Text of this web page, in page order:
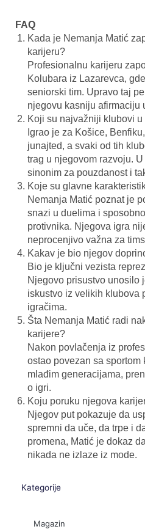
FAQ
Kada je Nemanja Matić
karijeru?
Profesionalnu karijeru
Kolubara iz Lazarevca,
seniorski tim. Upravo taj
njegovu kasniju afirmaciju
Koji su najvažniji klubovi
Igrao je za Košice,
junajted, a svaki od tih
trag u njegovom razvoju.
sinonim za pouzdanost i
Koje su glavne
Nemanja Matić poznat je
snazi u duelima i
protivnika. Njegova igra
neprocenjivo važna za
Kakav je bio njegov
Bio je ključni vezista
Njegovo prisustvo unosilo
iskustvo iz velikih klubova
igračima.
Šta Nemanja Matić radi
karijere?
Nakon povlačenja iz
ostao povezan sa sportom
mlađim generacijama,
o igri.
Koju poruku njegova
Njegov put pokazuje da
spremni da uče, da trpe i
promena, Matić je dokaz
nikada ne izlaze iz mode.
Kategorije
Magazin